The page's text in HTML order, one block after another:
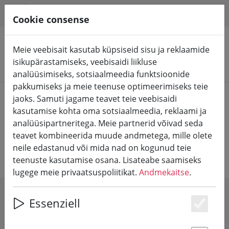
Otsi tooteid
Home Veinitootjad Nelles Winery
Nelles Winery
Cookie consense
Meie veebisait kasutab küpsiseid sisu ja reklaamide
isikupärastamiseks, veebisaidi liikluse
analüüsimiseks, sotsiaalmeedia funktsioonide
pakkumiseks ja meie teenuse optimeerimiseks teie
jaoks. Samuti jagame teavet teie veebisaidi
kasutamise kohta oma sotsiaalmeedia, reklaami ja
analüüsipartneritega. Meie partnerid võivad seda
teavet kombineerida muude andmetega, mille olete
neile edastanud või mida nad on kogunud teie
teenuste kasutamise osana. Lisateabe saamiseks
lugege meie privaatsuspoliitikat. Andmekaitse.
Essenziell